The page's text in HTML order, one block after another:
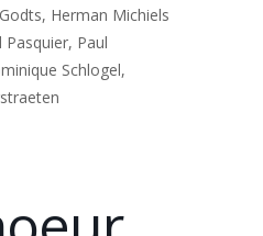
Herman Michiels
Pasquier, Paul
Schlogel,